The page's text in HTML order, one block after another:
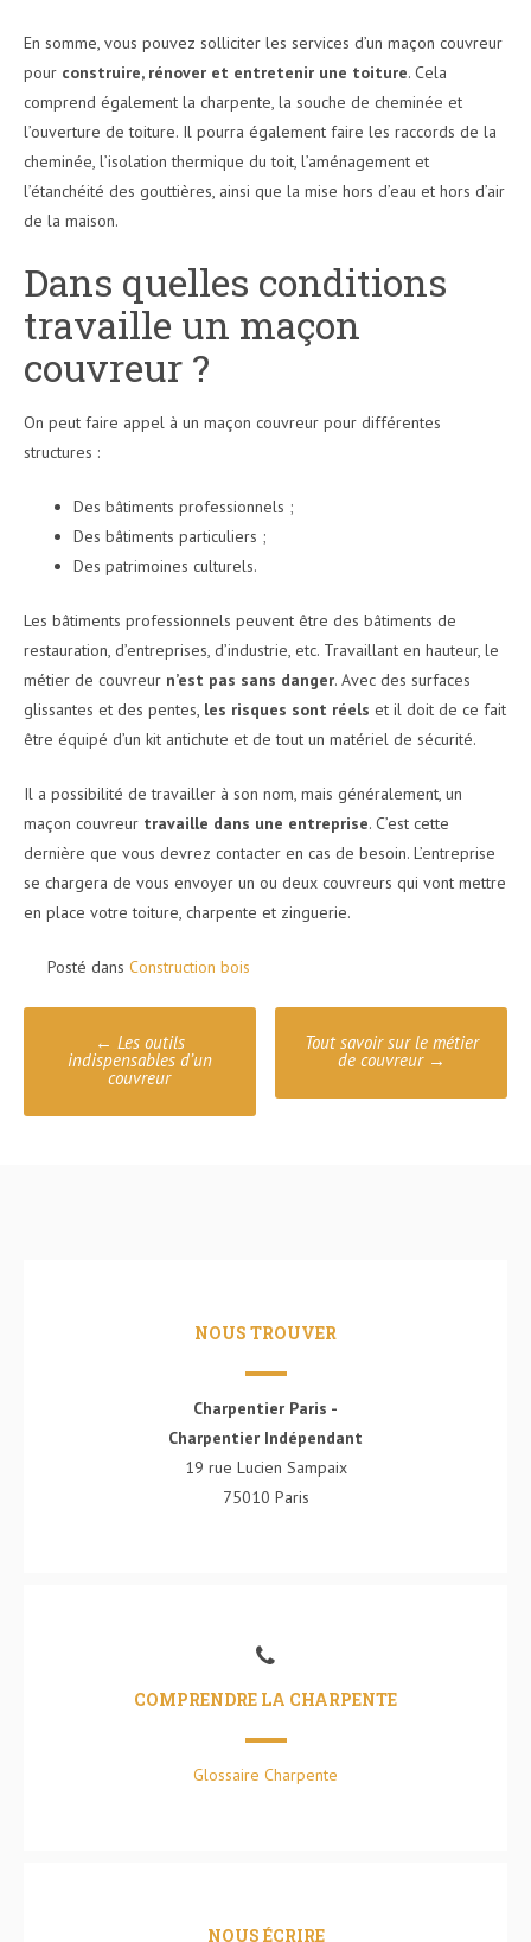
En somme, vous pouvez solliciter les services d’un maçon couvreur
pour construire, rénover et entretenir une toiture. Cela
comprend également la charpente, la souche de cheminée et
l’ouverture de toiture. Il pourra également faire les raccords de la
cheminée, l’isolation thermique du toit, l’aménagement et
l’étanchéité des gouttières, ainsi que la mise hors d’eau et hors d’air
de la maison.
Dans quelles conditions
travaille un maçon
couvreur ?
On peut faire appel à un maçon couvreur pour différentes
structures :
Des bâtiments professionnels ;
Des bâtiments particuliers ;
Des patrimoines culturels.
Les bâtiments professionnels peuvent être des bâtiments de
restauration, d’entreprises, d’industrie, etc. Travaillant en hauteur, le
métier de couvreur n’est pas sans danger. Avec des surfaces
glissantes et des pentes, les risques sont réels et il doit de ce fait
être équipé d’un kit antichute et de tout un matériel de sécurité.
Il a possibilité de travailler à son nom, mais généralement, un
maçon couvreur travaille dans une entreprise. C’est cette
dernière que vous devrez contacter en cas de besoin. L’entreprise
se chargera de vous envoyer un ou deux couvreurs qui vont mettre
en place votre toiture, charpente et zinguerie.
Posté dans Construction bois
Poste
navigation
← Les outils
indispensables d’un
couvreur
Tout savoir sur le métier
de couvreur →
NOUS TROUVER
Charpentier Paris -
Charpentier Indépendant
19 rue Lucien Sampaix
75010 Paris
COMPRENDRE LA CHARPENTE
Glossaire Charpente
NOUS ÉCRIRE